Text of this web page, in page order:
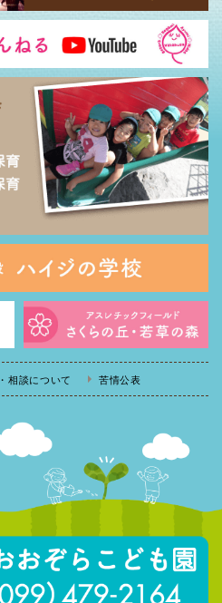
相談について 苦情公表